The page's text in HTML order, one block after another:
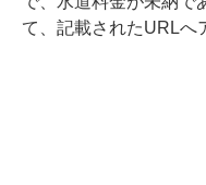
て、記載されたURLへ